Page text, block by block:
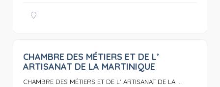
CHAMBRE DES MÉTIERS ET DE L’
ARTISANAT DE LA MARTINIQUE
CHAMBRE DES MÉTIERS ET DE L’ ARTISANAT DE LA ...